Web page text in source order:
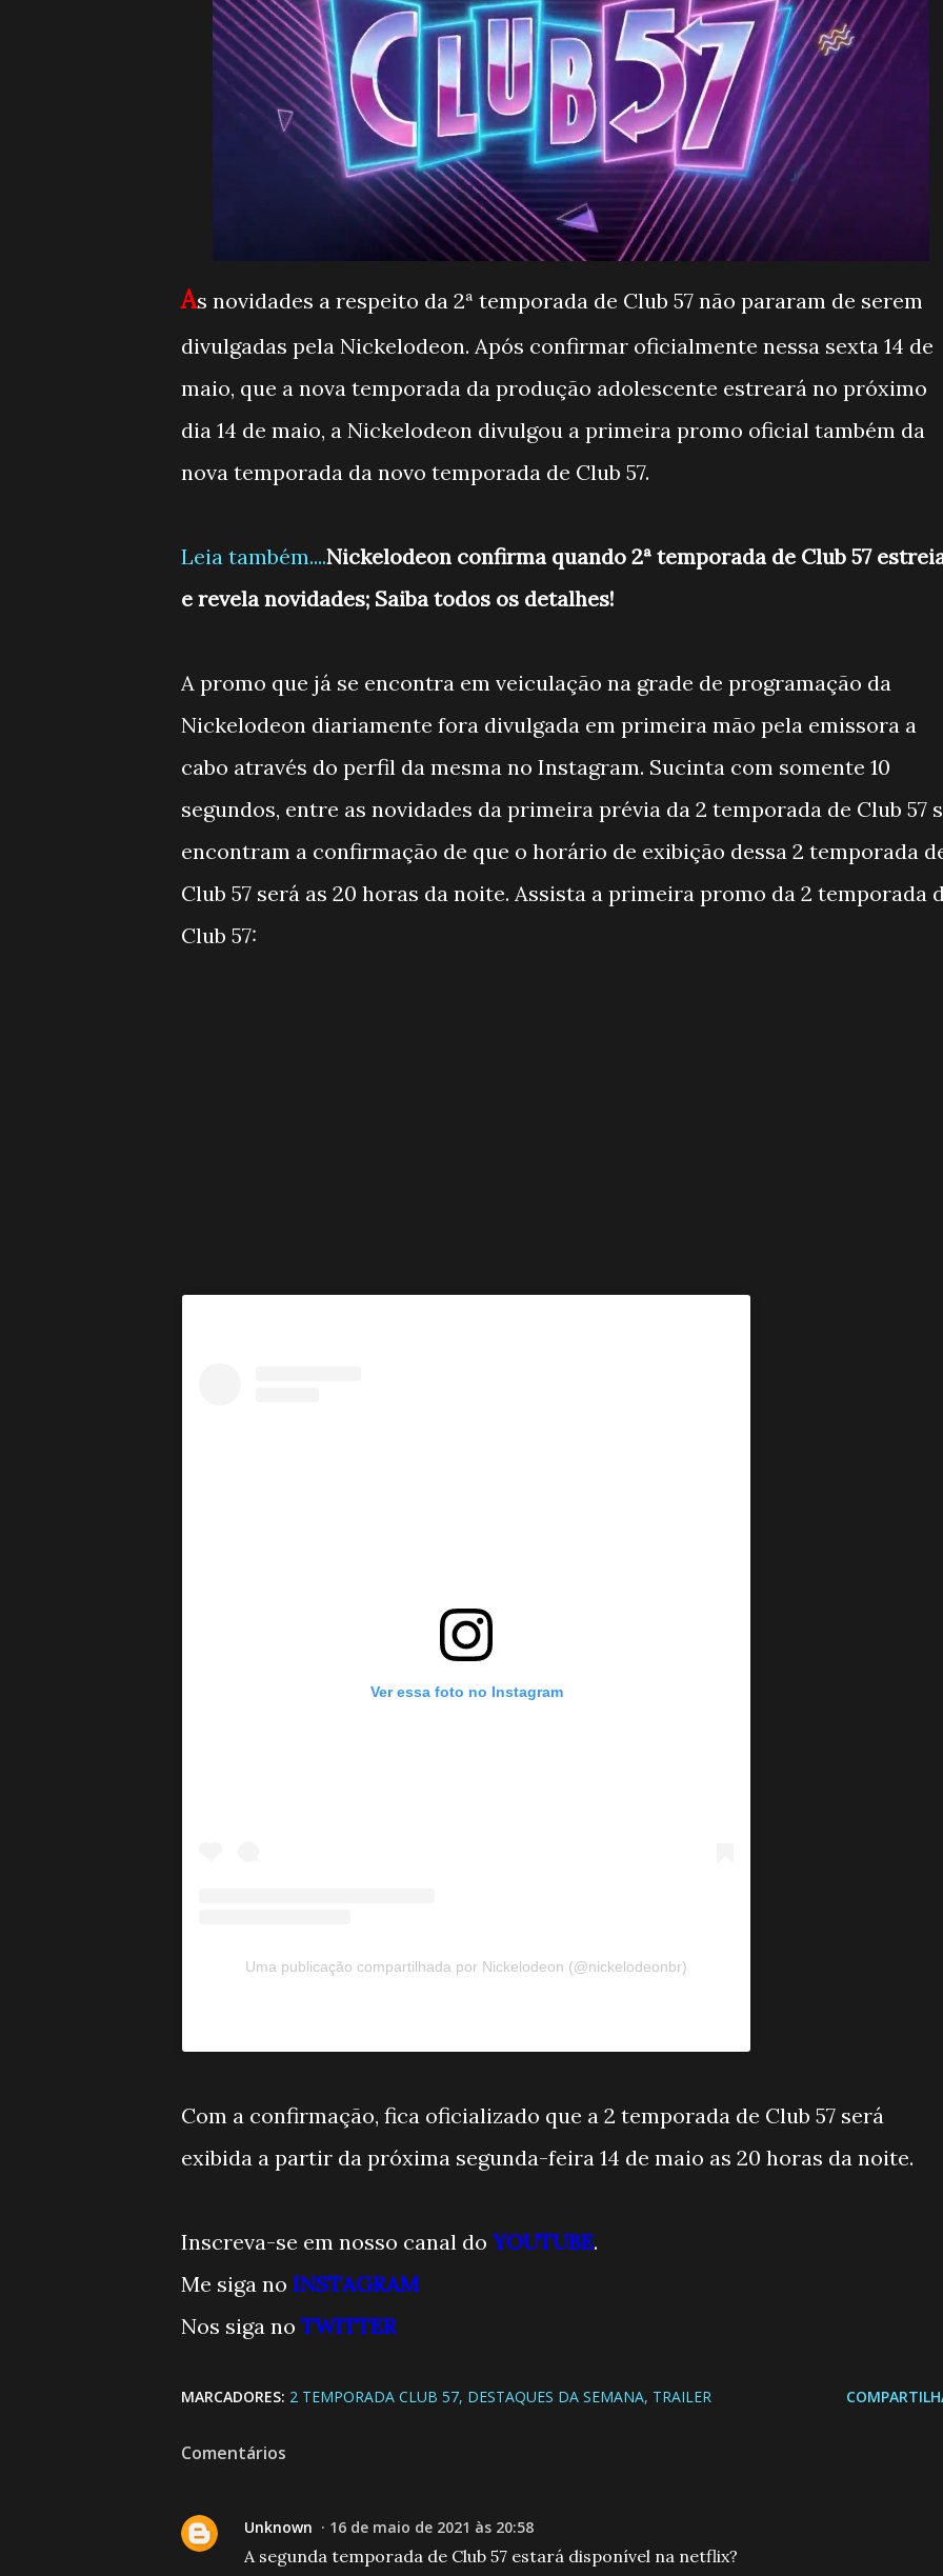
As novidades a respeito da 2ª temporada de Club 57 não pararam de serem
divulgadas pela Nickelodeon. Após confirmar oficialmente nessa sexta 14 de
maio, que a nova temporada da produção adolescente estreará no próximo
dia 14 de maio, a Nickelodeon divulgou a primeira promo oficial também da
nova temporada da novo temporada de Club 57.
Leia também....Nickelodeon confirma quando 2ª temporada de Club 57
e revela novidades; Saiba todos os detalhes!
A promo que já se encontra em veiculação na grade de programação da
Nickelodeon diariamente fora divulgada em primeira mão pela emissora a
cabo através do perfil da mesma no Instagram. Sucinta com somente 10
segundos, entre as novidades da primeira prévia da 2 temporada de Club 57
encontram a confirmação de que o horário de exibição dessa 2 temporada
Club 57 será as 20 horas da noite. Assista a primeira promo da 2 temporada
Club 57:
Ver essa foto no Instagram
Uma publicação compartilhada por Nickelodeon (@nickelodeonbr)
Com a confirmação, fica oficializado que a 2 temporada de Club 57 será
exibida a partir da próxima segunda-feira 14 de maio as 20 horas da noite.
Inscreva-se em nosso canal do YOUTUBE.
Me siga no INSTAGRAM
Nos siga no TWITTER
MARCADORES: 2 TEMPORADA CLUB 57 DESTAQUES DA SEMANA TRAILER
Comentários
Unknown 16 de maio de 2021 às 20:58
A segunda temporada de Club 57 estará disponível na netflix?